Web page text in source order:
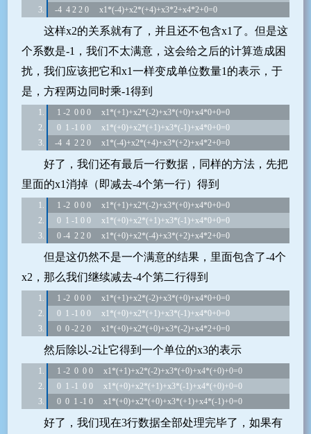
-4  4 2 2 0     x1*(-4)+x2*(+4)+x3*2+x4*2+0=0
这样x2的关系就有了，并且还不包含x1了。但是这
个系数是-1，我们不太满意，这会给之后的计算造成困
扰，我们应该把它和x1一样变成单位数量1的表示，于
是，方程两边同时乘-1得到
1 -2  0 0 0     x1*(+1)+x2*(-2)+x3*(+0)+x4*0+0=0
0  1 -1 0 0     x1*(+0)+x2*(+1)+x3*(-1)+x4*0+0=0
-4  4  2 2 0     x1*(-4)+x2*(+4)+x3*(+2)+x4*2+0=0
好了，我们还有最后一行数据，同样的方法，先把
里面的x1消掉（即减去-4个第一行）得到
1 -2  0 0 0     x1*(+1)+x2*(-2)+x3*(+0)+x4*0+0=0
0  1 -1 0 0     x1*(+0)+x2*(+1)+x3*(-1)+x4*0+0=0
0 -4  2 2 0     x1*(+0)+x2*(-4)+x3*(+2)+x4*2+0=0
但是这仍然不是一个满意的结果，里面包含了-4个
x2，那么我们继续减去-4个第二行得到
1 -2  0 0 0     x1*(+1)+x2*(-2)+x3*(+0)+x4*0+0=0
0  1 -1 0 0     x1*(+0)+x2*(+1)+x3*(-1)+x4*0+0=0
0  0 -2 2 0     x1*(+0)+x2*(+0)+x3*(-2)+x4*2+0=0
然后除以-2让它得到一个单位的x3的表示
1 -2  0  0 0     x1*(+1)+x2*(-2)+x3*(+0)+x4*(+0)+0=0
0  1 -1  0 0     x1*(+0)+x2*(+1)+x3*(-1)+x4*(+0)+0=0
0  0  1 -1 0     x1*(+0)+x2*(+0)+x3*(+1)+x4*(-1)+0=0
好了，我们现在3行数据全部处理完毕了，如果有